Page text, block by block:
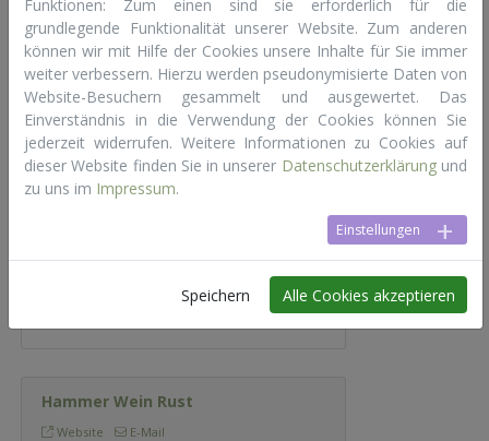
Hablé - Champagne et plus
Website E-Mail Telefon Karte
Die Adresse für alle
reichhaltiges Angebot an herrlichen
Champagnern, Crémants, Weinen und
Delikatessen erwartet Sie.
Hammer Wein Rust
Website E-Mail
Funktionen: Zum einen sind sie erforderlich für die
grundlegende Funktionalität unserer Website. Zum anderen
können wir mit Hilfe der Cookies unsere Inhalte für Sie immer
weiter verbessern. Hierzu werden pseudonymisierte Daten von
Website-Besuchern gesammelt und ausgewertet. Das
Einverständnis in die Verwendung der Cookies können Sie
jederzeit widerrufen. Weitere Informationen zu Cookies auf
dieser Website finden Sie in unserer Datenschutzerklärungund
zu uns im Impressum.
Einstellungen
Speichern Alle Cookies akzeptieren